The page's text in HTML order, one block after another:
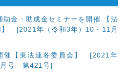
その他取組
助金・助成金セミナーを開催 【法
[2021年（令和3年）10・11月
【東法連各委員会】
[2021年
月号 第421号]